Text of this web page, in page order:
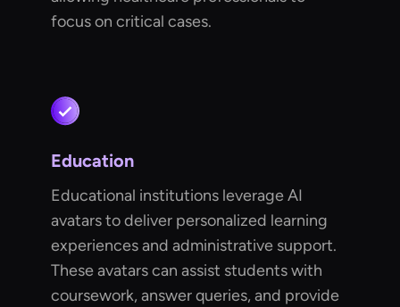
focus on critical cases.
Education
Educational institutions leverage AI
avatars to deliver personalized learning
experiences and administrative support.
These avatars can assist students with
coursework, answer queries, and provide